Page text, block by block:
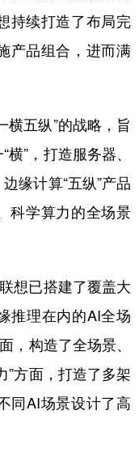
持续打造了布局完
产品组合，进而满
五纵”的战略，旨
”，打造服务器、
缘计算“五纵”产品
科学算力的全场景
想已搭建了覆盖大
推理在内的AI全场
，构造了全场景、
”方面，打造了多架
同AI场景设计了高